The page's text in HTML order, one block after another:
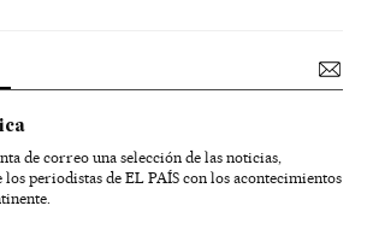
de correo una selección de las noticias,
los periodistas de EL PAÍS con los acontecimientos